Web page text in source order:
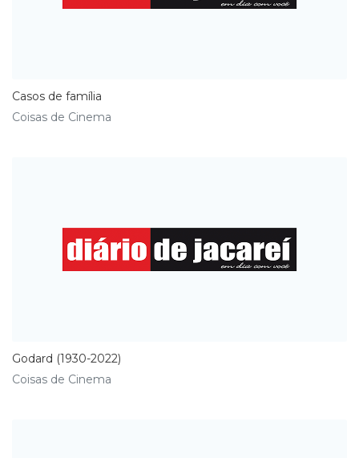
Casos de família
Coisas de Cinema
Godard (1930-2022)
Coisas de Cinema